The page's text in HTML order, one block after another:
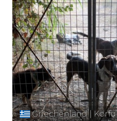
Griechenland | Korfu